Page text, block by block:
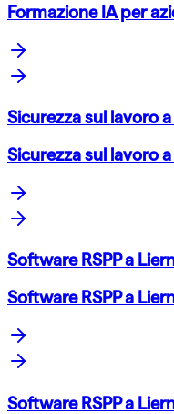
Formazione IA per
Sicurezza sul lavoro
Sicurezza sul lavoro
Software RSPP a
Software RSPP a
Software RSPP a